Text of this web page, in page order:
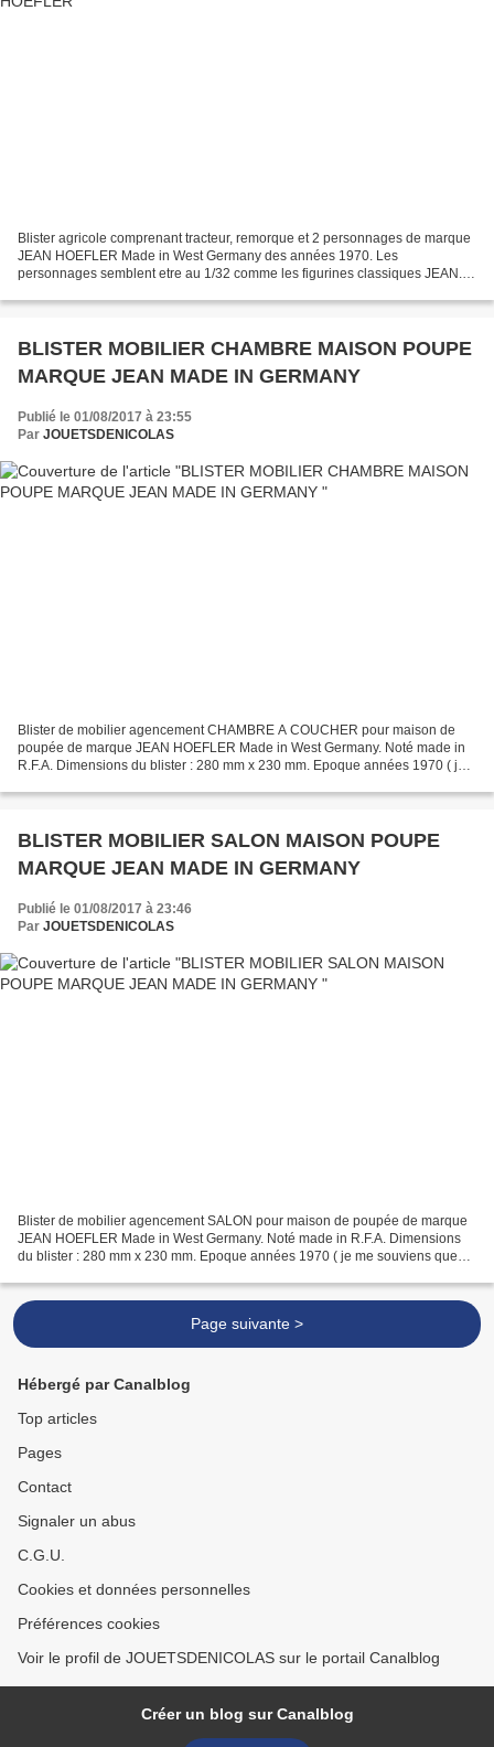
Blister agricole comprenant tracteur, remorque et 2 personnages de marque
JEAN HOEFLER Made in West Germany des années 1970. Les
personnages semblent etre au 1/32 comme les figurines classiques JEAN.
BLISTER MOBILIER CHAMBRE MAISON POUPE
MARQUE JEAN MADE IN GERMANY
Publié le 01/08/2017 à 23:55
Par JOUETSDENICOLAS
Blister de mobilier agencement CHAMBRE A COUCHER pour maison de
poupée de marque JEAN HOEFLER Made in West Germany. Noté made in
R.F.A. Dimensions du blister : 280 mm x 230 mm. Epoque années 1970 ( je
BLISTER MOBILIER SALON MAISON POUPE
MARQUE JEAN MADE IN GERMANY
Publié le 01/08/2017 à 23:46
Par JOUETSDENICOLAS
Blister de mobilier agencement SALON pour maison de poupée de marque
JEAN HOEFLER Made in West Germany. Noté made in R.F.A. Dimensions
du blister : 280 mm x 230 mm. Epoque années 1970 ( je me souviens que
Page suivante >
Hébergé par Canalblog
Top articles
Pages
Contact
Signaler un abus
C.G.U.
Cookies et données personnelles
Préférences cookies
Voir le profil de JOUETSDENICOLAS sur le portail Canalblog
Créer un blog sur Canalblog